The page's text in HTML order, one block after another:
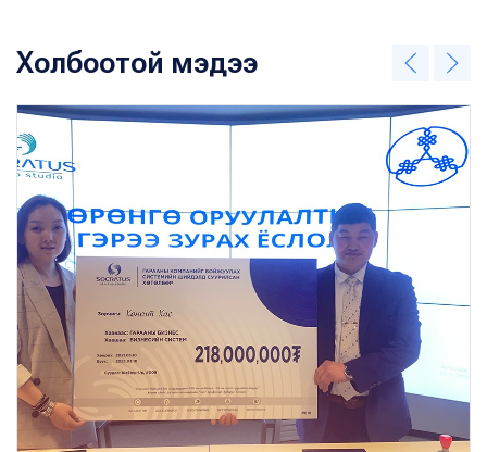
Холбоотой мэдээ